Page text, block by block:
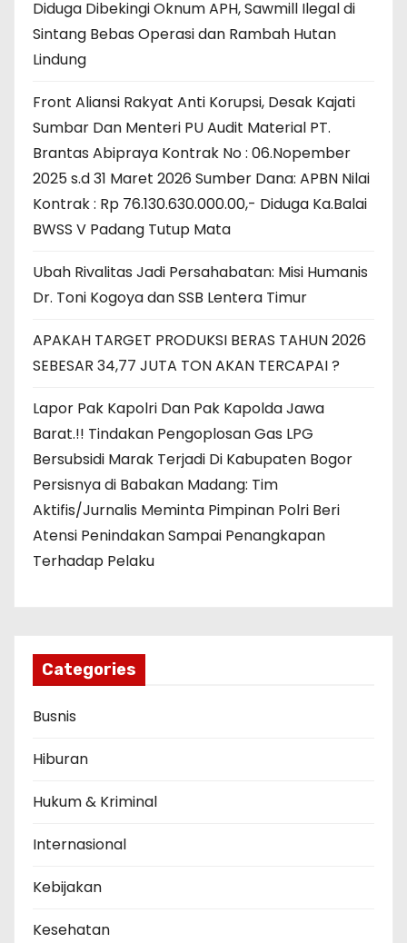
Diduga Dibekingi Oknum APH, Sawmill Ilegal di
Sintang Bebas Operasi dan Rambah Hutan
Lindung
Front Aliansi Rakyat Anti Korupsi, Desak Kajati
Sumbar Dan Menteri PU Audit Material PT.
Brantas Abipraya Kontrak No : 06.Nopember
2025 s.d 31 Maret 2026 Sumber Dana: APBN Nilai
Kontrak : Rp 76.130.630.000.00,- Diduga Ka.Balai
BWSS V Padang Tutup Mata
Ubah Rivalitas Jadi Persahabatan: Misi Humanis
Dr. Toni Kogoya dan SSB Lentera Timur
APAKAH TARGET PRODUKSI BERAS TAHUN 2026
SEBESAR 34,77 JUTA TON AKAN TERCAPAI ?
Lapor Pak Kapolri Dan Pak Kapolda Jawa
Barat.!! Tindakan Pengoplosan Gas LPG
Bersubsidi Marak Terjadi Di Kabupaten Bogor
Persisnya di Babakan Madang: Tim
Aktifis/Jurnalis Meminta Pimpinan Polri Beri
Atensi Penindakan Sampai Penangkapan
Terhadap Pelaku
Categories
Busnis
Hiburan
Hukum & Kriminal
Internasional
Kebijakan
Kesehatan